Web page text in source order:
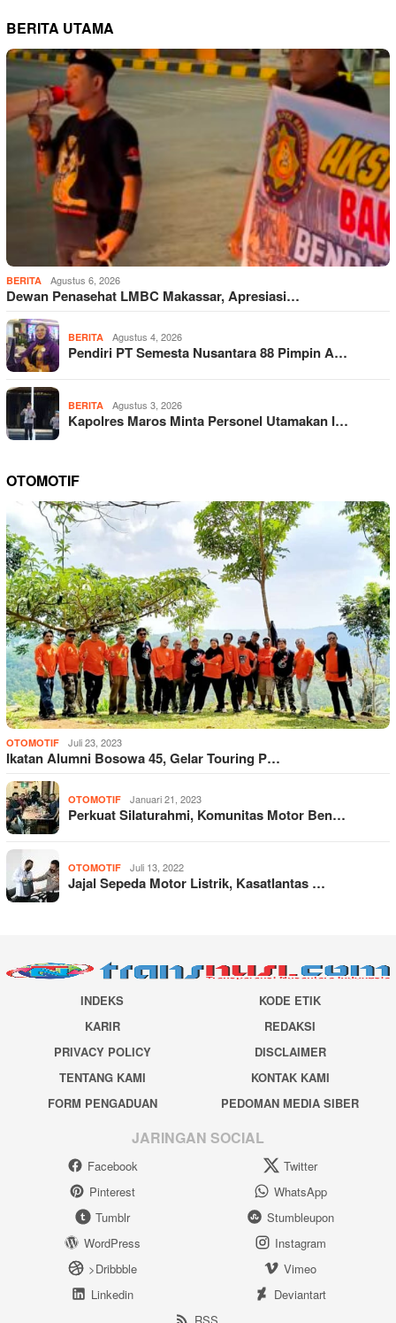
BERITA UTAMA
BERITA Agustus 6, 2026
Dewan Penasehat LMBC Makassar, Apresiasi…
BERITA Agustus 4, 2026
Pendiri PT Semesta Nusantara 88 Pimpin A…
BERITA Agustus 3, 2026
Kapolres Maros Minta Personel Utamakan I…
OTOMOTIF
OTOMOTIF Juli 23, 2023
Ikatan Alumni Bosowa 45, Gelar Touring P…
OTOMOTIF Januari 21, 2023
Perkuat Silaturahmi, Komunitas Motor Ben…
OTOMOTIF Juli 13, 2022
Jajal Sepeda Motor Listrik, Kasatlantas …
INDEKS
KODE ETIK
KARIR
REDAKSI
PRIVACY POLICY
DISCLAIMER
TENTANG KAMI
KONTAK KAMI
FORM PENGADUAN
PEDOMAN MEDIA SIBER
JARINGAN SOCIAL
Facebook
Twitter
Pinterest
WhatsApp
Tumblr
Stumbleupon
WordPress
Instagram
>Dribbble
Vimeo
Linkedin
Deviantart